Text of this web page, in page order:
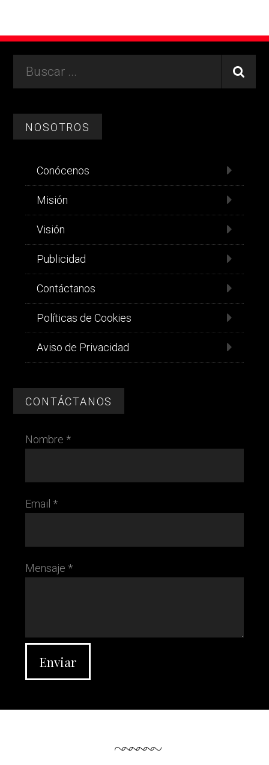
Footer
NOSOTROS
Conócenos
Misión
Visión
Publicidad
Contáctanos
Políticas de Cookies
Aviso de Privacidad
CONTÁCTANOS
Nombre *
Email *
Mensaje *